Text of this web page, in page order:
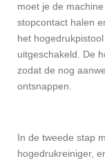
moet je de
stopcontact halen
het
uitgeschakeld. De
zodat de nog
ontsnappen.
In de tweede stap
hogedrukreiniger,